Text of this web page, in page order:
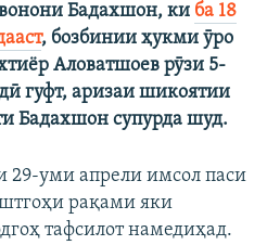
Бадахшон, ки ба 18
, бозбинии ҳукми ӯро
Аловатшоев рӯзи 5-
гуфт, аризаи шикоятии
Бадахшон супурда шуд.
29-уми апрели имсол паси
рақами яки
тафсилот намедиҳад.